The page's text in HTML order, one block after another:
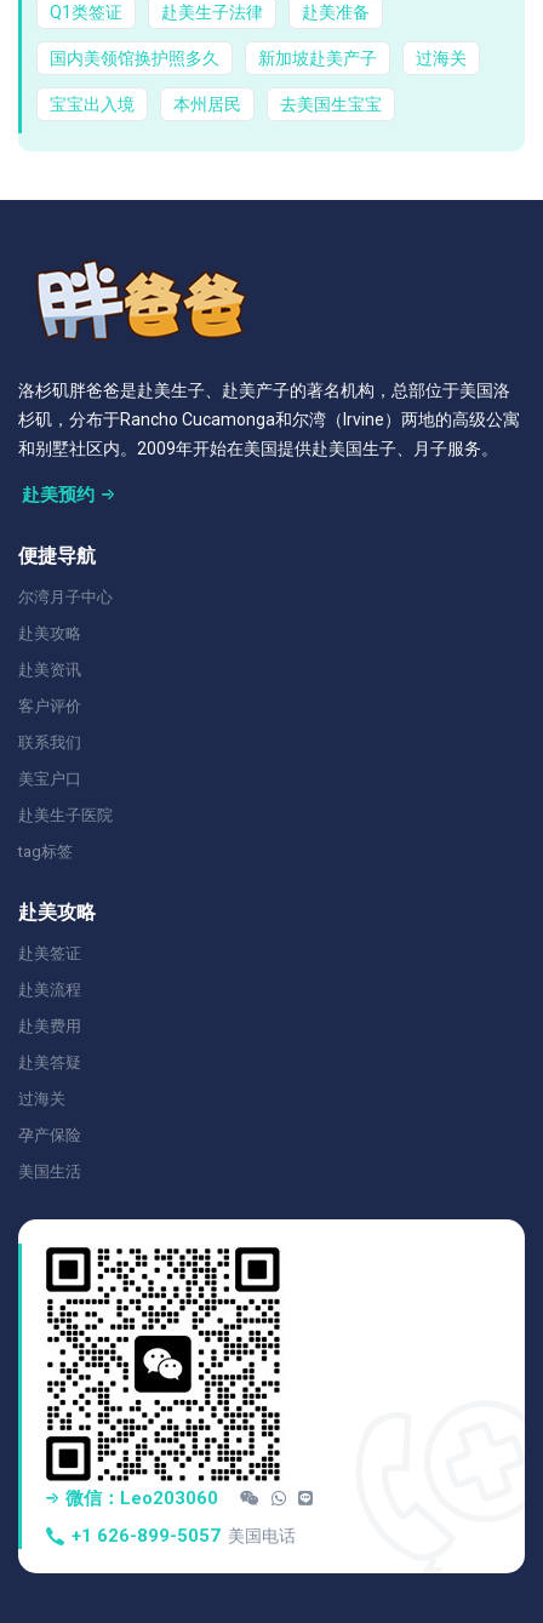
Q1类签证 赴美生子法律 赴美准备
国内美领馆换护照多久 新加坡赴美产子 过海关
宝宝出入境 本州居民 去美国生宝宝
洛杉矶胖爸爸是赴美生子、赴美产子的著名机构，总部位于美国洛
杉矶，分布于Rancho Cucamonga和尔湾（Irvine）两地的高级公寓
和别墅社区内。2009年开始在美国提供赴美国生子、月子服务。
赴美预约
便捷导航
尔湾月子中心
赴美攻略
赴美资讯
客户评价
联系我们
美宝户口
赴美生子医院
tag标签
赴美攻略
赴美签证
赴美流程
赴美费用
赴美答疑
过海关
孕产保险
美国生活
微信：Leo203060
+1 626-899-5057 美国电话